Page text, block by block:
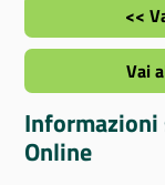
<<
Vai
Online